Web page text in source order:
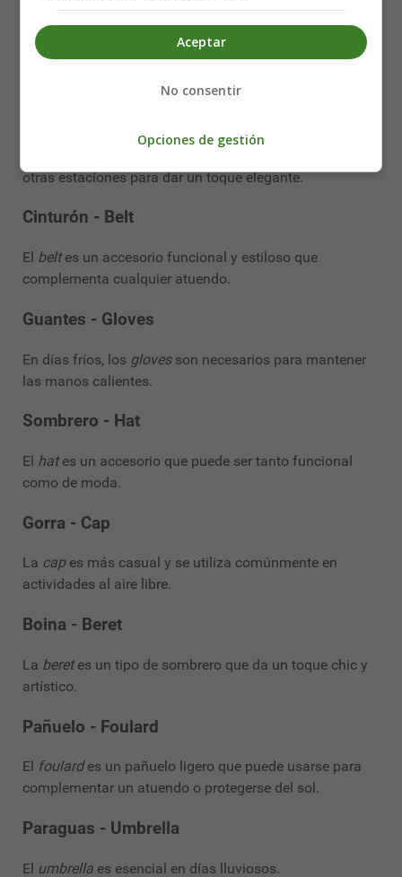
Bolso de caballero - Gentleman’s Handbag
Elgentleman’s handbag
es la versión masculina del
otras estaciones para dar un toque elegante.
Cinturón - Belt
El beltes un accesorio funcional y estiloso que
complementa cualquier atuendo.
Guantes - Gloves
En días fríos, los glovesson necesarios para mantener
las manos calientes.
Sombrero - Hat
El hates un accesorio que puede ser tanto funcional
como de moda.
Gorra - Cap
La capes más casual y se utiliza comúnmente en
actividades al aire libre.
Boina - Beret
La beretes un tipo de sombrero que da un toque chic y
artístico.
Pañuelo - Foulard
El foulardes un pañuelo ligero que puede usarse para
complementar un atuendo o protegerse del sol.
Paraguas - Umbrella
El umbrella es esencial en días lluviosos.
Aceptar
No consentir
Opciones de gestión